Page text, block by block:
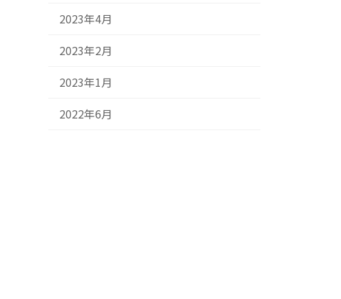
2023年4月
2023年2月
2023年1月
2022年6月